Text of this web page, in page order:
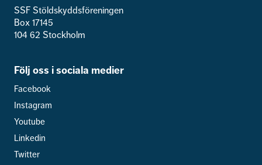
SSF Stöldskyddsföreningen
Box 17145
104 62 Stockholm
Följ oss i sociala medier
Facebook
Instagram
Youtube
Linkedin
Twitter